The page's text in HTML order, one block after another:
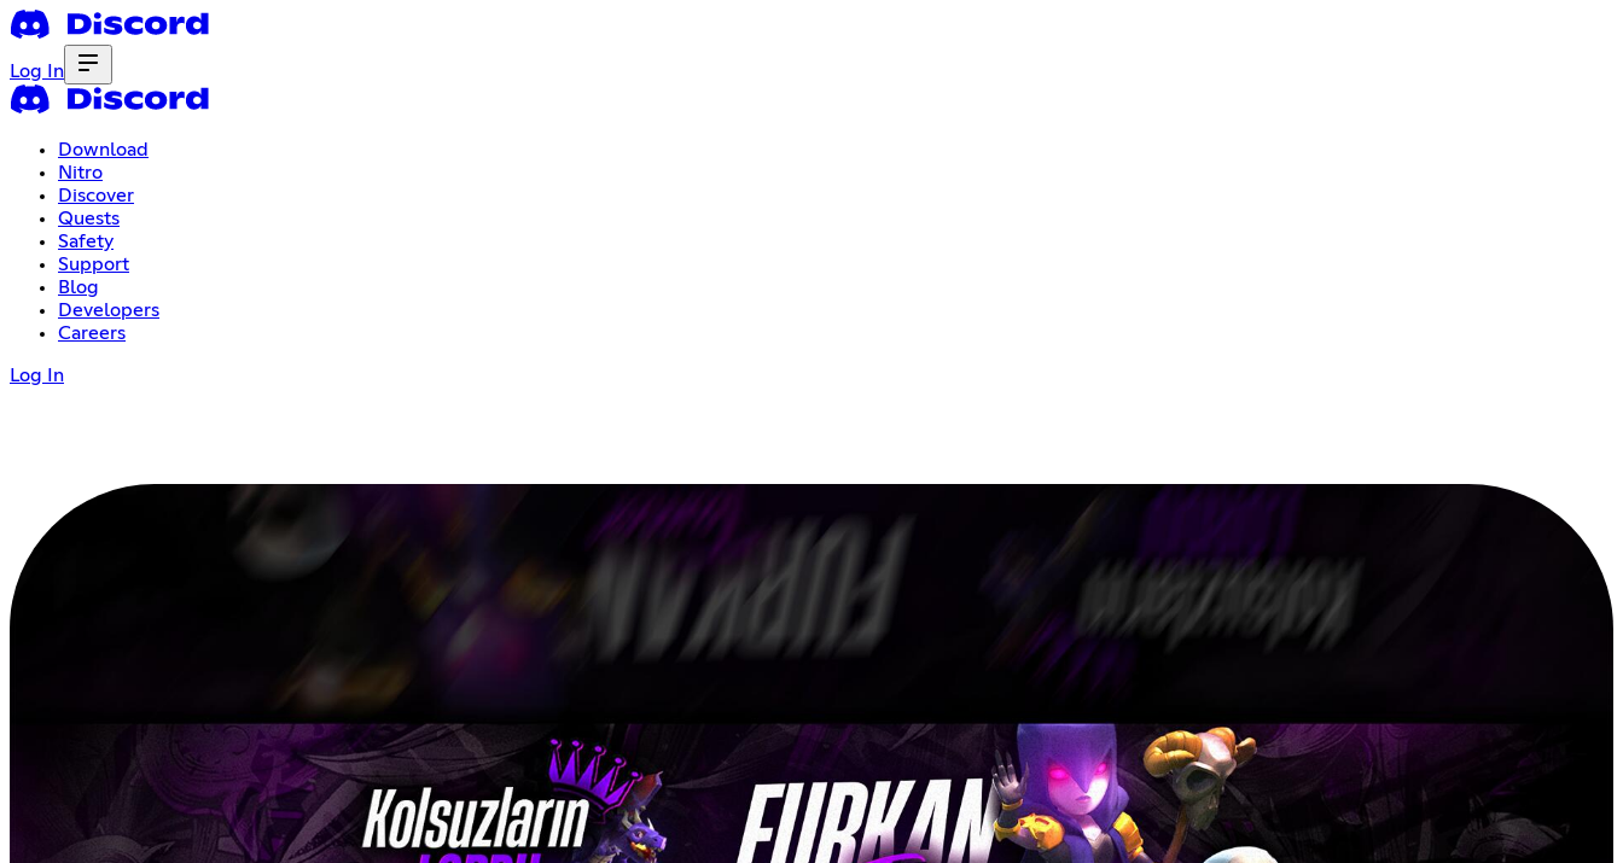
Log In
Download
Nitro
Discover
Quests
Safety
Support
Blog
Developers
Careers
Log In